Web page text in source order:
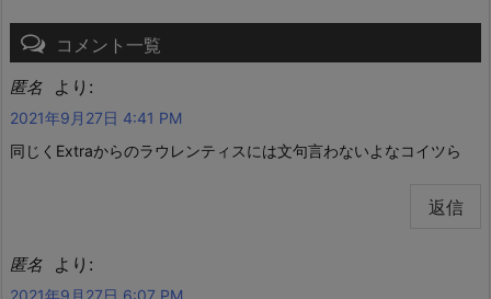
コメント一覧
匿名 より:
2021年9月27日 4:41 PM
同じくExtraからのラウレンティスには文句言わないよなコイツら
返信
匿名 より: